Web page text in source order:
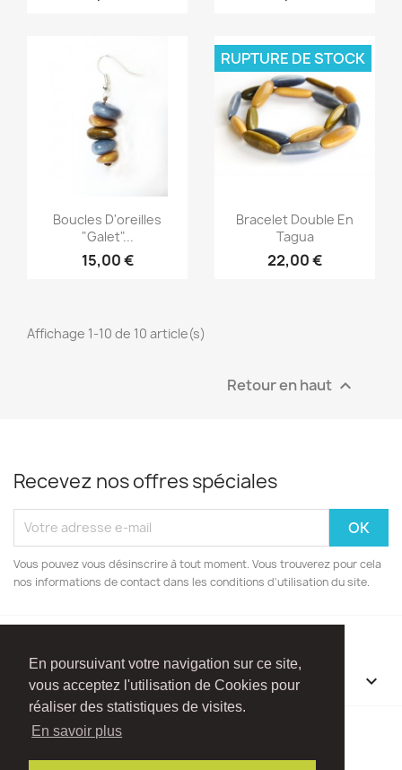
En poursuivant votre navigation sur ce site,
vous acceptez l'utilisation de Cookies pour
réaliser des statistiques de visites.
En savoir plus
Aperçu rapide
Boucles D'oreilles
"Galet"...
15,00 €
Aperçu rapide
Bracelet Double En
Tagua
22,00 €
RUPTURE DE STOCK
Affichage 1-10 de 10 article(s)
Retour en haut 
Recevez nos offres spéciales
Vous pouvez vous désinscrire à tout moment. Vous trouverez pour cela
nos informations de contact dans les conditions d'utilisation du site.
INFORMATIONS 
FacebookInstagram